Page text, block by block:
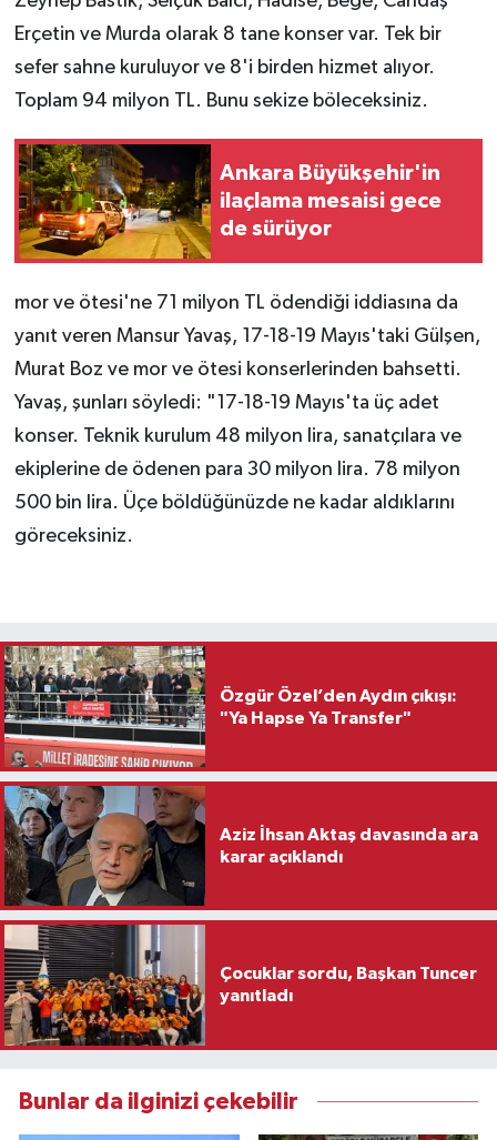
Erçetin ve Murda olarak 8 tane konser var. Tek bir
sefer sahne kuruluyor ve 8'i birden hizmet alıyor.
Toplam 94 milyon TL. Bunu sekize böleceksiniz.
Ankara Büyükşehir'in
ilaçlama mesaisi gece
de sürüyor
mor ve ötesi'ne 71 milyon TL ödendiği iddiasına da
yanıt veren Mansur Yavaş, 17-18-19 Mayıs'taki Gülşen,
Murat Boz ve mor ve ötesi konserlerinden bahsetti.
Yavaş, şunları söyledi: "17-18-19 Mayıs'ta üç adet
konser. Teknik kurulum 48 milyon lira, sanatçılara ve
ekiplerine de ödenen para 30 milyon lira. 78 milyon
500 bin lira. Üçe böldüğünüzde ne kadar aldıklarını
göreceksiniz.
Özgür Özel’den Aydın çıkışı:
"Ya Hapse Ya Transfer"
Aziz İhsan Aktaş davasında ara
karar açıklandı
Çocuklar sordu, Başkan Tuncer
yanıtladı
Bunlar da ilginizi çekebilir